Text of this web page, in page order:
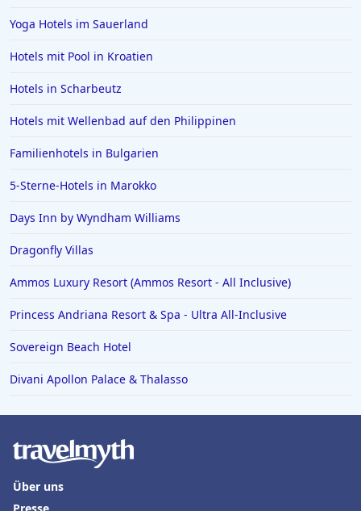
Yoga Hotels im Sauerland
Hotels mit Pool in Kroatien
Hotels in Scharbeutz
Hotels mit Wellenbad auf den Philippinen
Familienhotels in Bulgarien
5-Sterne-Hotels in Marokko
Days Inn by Wyndham Williams
Dragonfly Villas
Ammos Luxury Resort (Ammos Resort - All Inclusive)
Princess Andriana Resort & Spa - Ultra All-Inclusive
Sovereign Beach Hotel
Divani Apollon Palace & Thalasso
Über uns